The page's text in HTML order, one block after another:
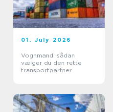
01. July 2026
Vognmand: sådan
vælger du den rette
transportpartner